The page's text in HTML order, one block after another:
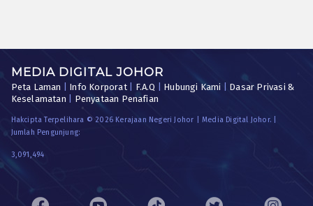
MEDIA DIGITAL JOHOR
Peta Laman Info Korporat| F.A.Q Hubungi Kami
Dasar Privasi &
Keselamatan
Penyataan Penafian
Hakcipta Terpelihara © 2026 Kerajaan Negeri Johor | Media Digital Johor. |
Jumlah Pengunjung:
3,091,494